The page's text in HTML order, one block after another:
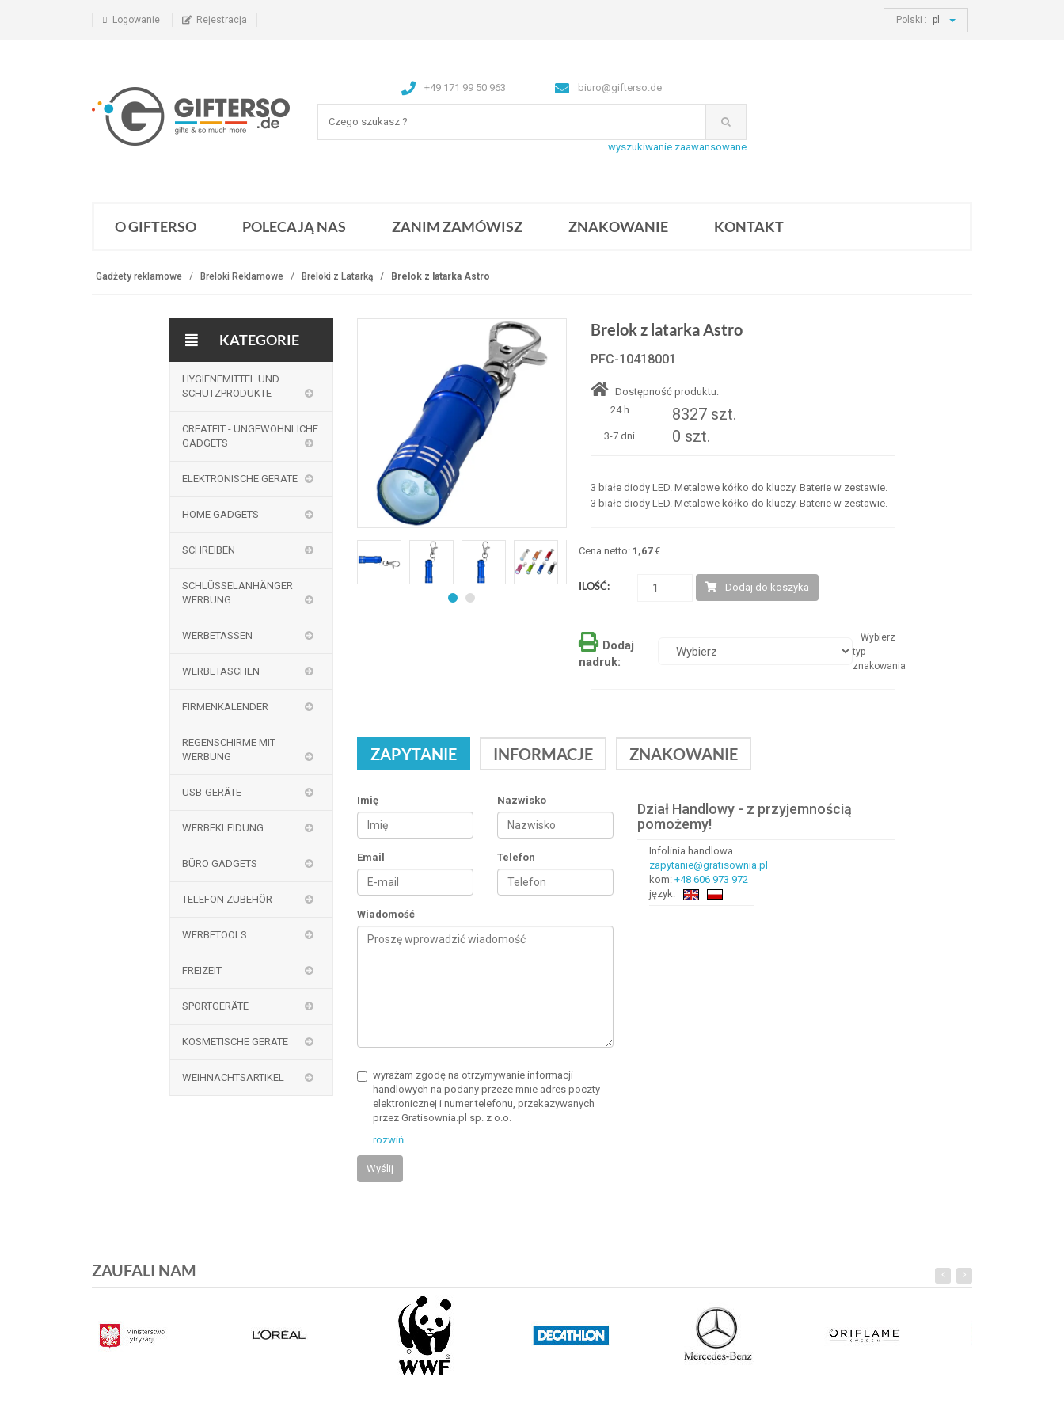
Logowanie Rejestracja Polski : pl
+49 171 99 50 963 biuro@gifterso.de
wyszukiwanie zaawansowane
O GIFTERSO POLECAJĄ NAS ZANIM ZAMÓWISZ ZNAKOWANIE KONTAKT
Gadżety reklamowe Breloki Reklamowe Breloki z Latarką Brelok z latarka Astro
KATEGORIE
HYGIENEMITTEL UND
SCHUTZPRODUKTE
CREATEIT - UNGEWÖHNLICHE
GADGETS
ELEKTRONISCHE GERÄTE
HOME GADGETS
SCHREIBEN
SCHLÜSSELANHÄNGER
WERBUNG
WERBETASSEN
WERBETASCHEN
FIRMENKALENDER
REGENSCHIRME MIT
WERBUNG
USB-GERÄTE
WERBEKLEIDUNG
BÜRO GADGETS
TELEFON ZUBEHÖR
WERBETOOLS
FREIZEIT
SPORTGERÄTE
KOSMETISCHE GERÄTE
WEIHNACHTSARTIKEL
Brelok z latarka Astro
PFC-10418001
Dostępność produktu:
24 h
8327 szt.
3-7 dni 0 szt.
3 białe diody LED. Metalowe kółko do kluczy. Baterie w zestawie.
3 białe diody LED. Metalowe kółko do kluczy. Baterie w zestawie.
Cena netto: 1,67€
ILOŚĆ: Dodaj do koszyka
Dodaj
nadruk:
Wybierz
typ
znakowania
ZAPYTANIE INFORMACJE ZNAKOWANIE
Imię Nazwisko
Email Telefon
Wiadomość
wyrażam zgodę na otrzymywanie informacji
handlowych na podany przeze mnie adres poczty
elektronicznej i numer telefonu, przekazywanych
przez Gratisownia.pl sp. z o.o.
rozwiń
Wyślij
Dział Handlowy - z przyjemnością
pomożemy!
Infolinia handlowa
zapytanie@gratisownia.pl
kom:+48 606 973 972
język:
ZAUFALI NAM